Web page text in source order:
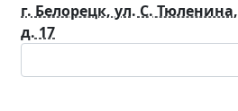
г. Белорецк, ул. С. Тюленина,
д. 17